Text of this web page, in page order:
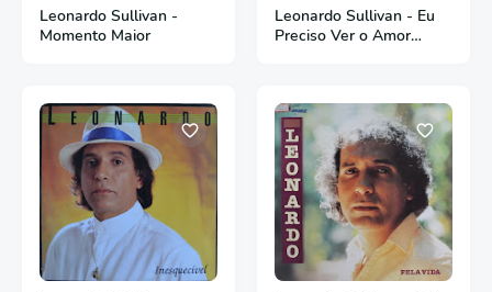
Leonardo Sullivan -
Momento Maior
Leonardo Sullivan - Eu
Preciso Ver o Amor